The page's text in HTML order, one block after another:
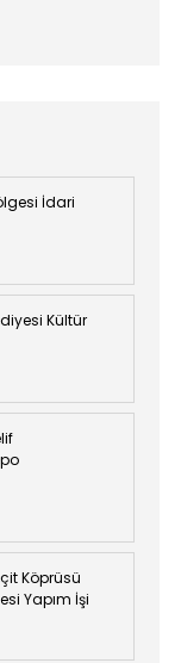
İdari
Kültür
Köprüsü
Yapım İşi